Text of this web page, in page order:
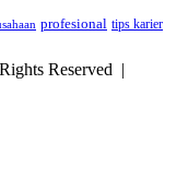
profesional tips karier
Reserved |